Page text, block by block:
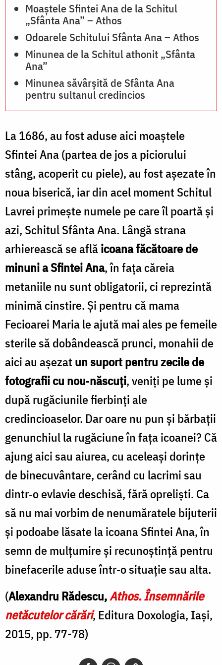
Moaștele Sfintei Ana de la Schitul
„Sfânta Ana” – Athos
Odoarele Schitului Sfânta Ana – Athos
Minunea de la Schitul athonit „Sfânta
Ana”
Minunea săvârșită de Sfânta Ana
pentru sultanul credincios
La 1686, au fost aduse aici moaştele
Sfintei Ana (partea de jos a piciorului
stâng, acoperit cu piele), au fost aşezate în
noua biserică, iar din acel moment Schitul
Lavrei primeşte numele pe care îl poartă şi
azi, Schitul Sfânta Ana. Lângă strana
arhierească se aflăicoana făcătoare de
minuni a Sfintei Ana, în faţa căreia
metaniile nu sunt obligatorii, ci reprezintă
minimă cinstire. Şi pentru că mama
Fecioarei Maria le ajută mai ales pe femeile
sterile să dobândească prunci, monahii de
aici au aşezat un suport pentru zecile de
fotografii cu nou‐născuţi, veniţi pe lume şi
după rugăciunile fierbinţi ale
credincioaselor. Dar oare nu pun şi bărbaţii
genunchiul la rugăciune în faţa icoanei? Că
ajung aici sau aiurea, cu aceleaşi dorinţe
de binecuvântare, cerând cu lacrimi sau
dintr‐o evlavie deschisă, fără oprelişti. Ca
să nu mai vorbim de nenumăratele bijuterii
şi podoabe lăsate la icoana Sfintei Ana, în
semn de mulţumire şi recunoştinţă pentru
binefacerile aduse într‐o situaţie sau alta.
(Alexandru Rădescu,Athos. Însemnările
netăcutelor cărări, Editura Doxologia, Iași,
2015, pp. 77-78)